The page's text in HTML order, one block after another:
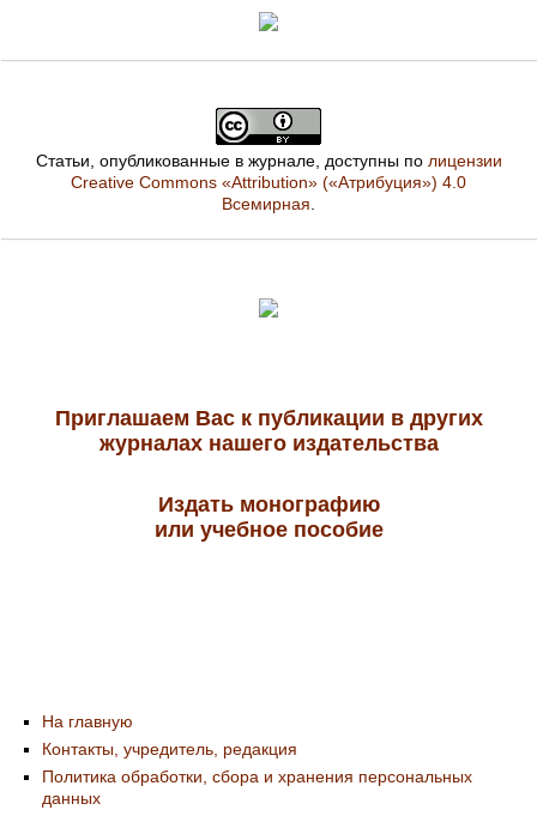
Статьи, опубликованные в журнале, доступны по лицензии
Creative Commons «Attribution» («Атрибуция») 4.0
Всемирная.
Приглашаем Вас к публикации в других
журналах нашего издательства
Издать монографию
или учебное пособие
На главную
Контакты, учредитель, редакция
Политика обработки, сбора и хранения персональных
данных